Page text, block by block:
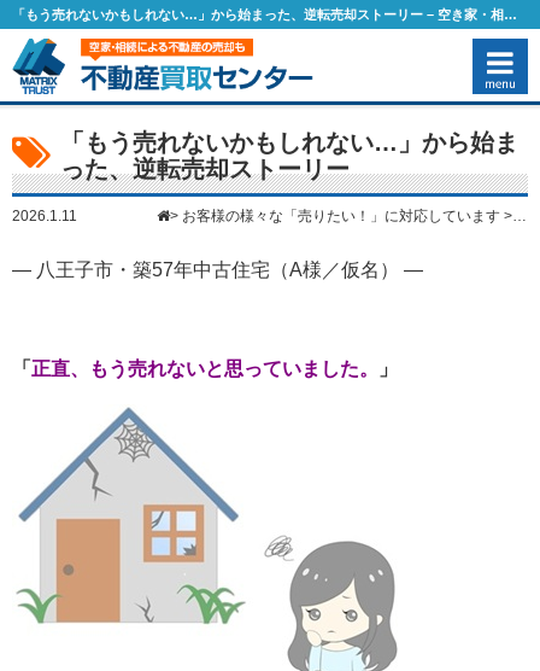
「もう売れないかもしれない…」から始まった、逆転売却ストーリー – 空き家・相続物件の売却なら1都3県（東京・千葉・埼玉・神奈川）に対応のマトリックストラスト
「もう売れないかもしれない…」から始ま
った、逆転売却ストーリー
> お客様の様々な「売りたい！」に対応しています > 「
2026.1.11
― 八王子市・築57年中古住宅（A様／仮名） ―
「 正直、もう売れないと思っていました。 」